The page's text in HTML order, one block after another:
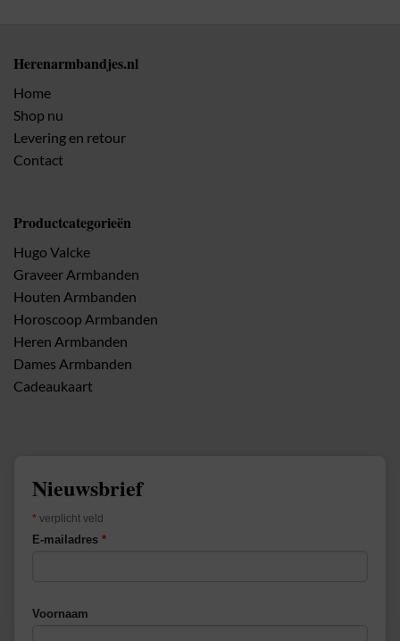
Herenarmbandjes.nl
Home
Shop nu
Levering en retour
Contact
Productcategorieën
Hugo Valcke
Graveer Armbanden
Houten Armbanden
Horoscoop Armbanden
Heren Armbanden
Dames Armbanden
Cadeaukaart
Nieuwsbrief
* verplicht veld
E-mailadres *
Voornaam